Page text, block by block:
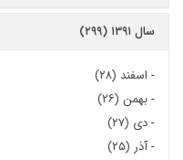
سال ۱۳۹۱ (۲۹۹)
- اسفند (۲۸)
-بهمن (۲۶)
-دی (۲۷)
-آذر (۲۵)